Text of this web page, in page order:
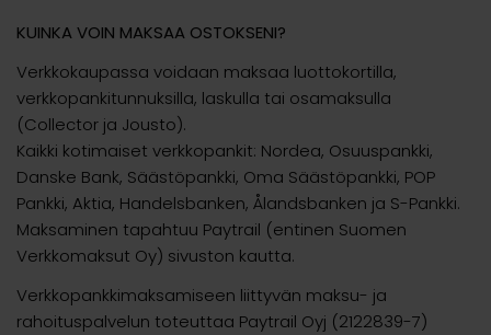
KUINKA VOIN MAKSAA OSTOKSENI?
Verkkokaupassa voidaan maksaa luottokortilla,
verkkopankitunnuksilla, laskulla tai osamaksulla
(Collector ja Jousto).
Kaikki kotimaiset verkkopankit: Nordea, Osuuspankki,
Danske Bank, Säästöpankki, Oma Säästöpankki, POP
Pankki, Aktia, Handelsbanken, Ålandsbanken ja S-Pankki.
Maksaminen tapahtuu Paytrail (entinen Suomen
Verkkomaksut Oy) sivuston kautta.
Verkkopankkimaksamiseen liittyvän maksu- ja
rahoituspalvelun toteuttaa Paytrail Oyj (2122839-7)